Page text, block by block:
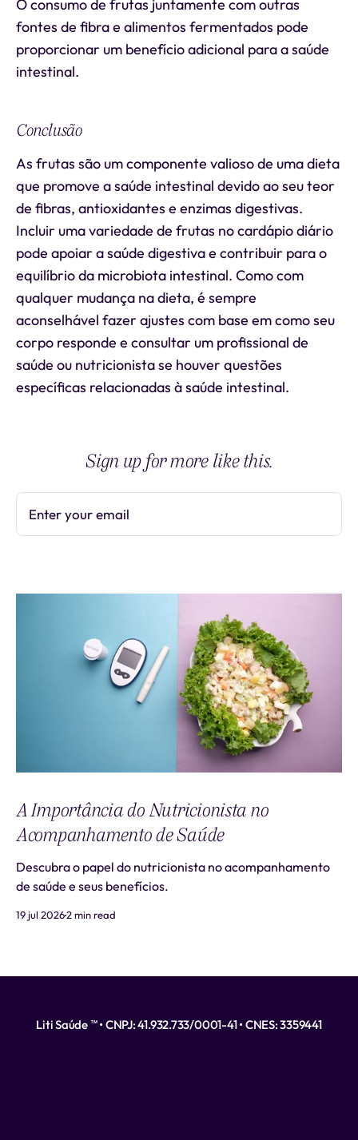
O consumo de frutas juntamente com outras
fontes de fibra e alimentos fermentados pode
proporcionar um benefício adicional para a saúde
intestinal.
Conclusão
As frutas são um componente valioso de uma dieta
que promove a saúde intestinal devido ao seu teor
de fibras, antioxidantes e enzimas digestivas.
Incluir uma variedade de frutas no cardápio diário
pode apoiar a saúde digestiva e contribuir para o
equilíbrio da microbiota intestinal. Como com
qualquer mudança na dieta, é sempre
aconselhável fazer ajustes com base em como seu
corpo responde e consultar um profissional de
saúde ou nutricionista se houver questões
específicas relacionadas à saúde intestinal.
Sign up for more like this.
Enter your email
A Importância do Nutricionista no
Acompanhamento de Saúde
Descubra o papel do nutricionista no acompanhamento
de saúde e seus benefícios.
19 jul 20262 min read
Liti Saúde ™ • CNPJ: 41.932.733/0001-41 • CNES: 3359441